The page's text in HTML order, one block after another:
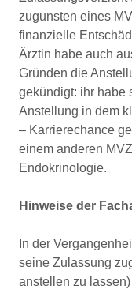
zugunsten eines
finanzielle
Ärztin habe auch
Gründen die
gekündigt: ihr habe
Anstellung in dem
– Karrierechance
einem anderen
Endokrinologie.
Hinweise der
In der
seine Zulassung
anstellen zu